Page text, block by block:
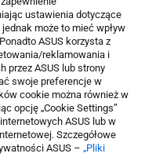
ustawienia dotyczące
może to mieć wpływ
ASUS korzysta z
reklamowania i
przez ASUS lub strony
swoje preferencje w
cookie można również w
opcję „Cookie Settings”
ASUS lub w
Szczegółowe
ASUS – „Pliki